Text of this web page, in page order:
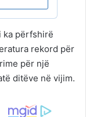
ka përfshirë
rekord për
për një
ditëve në vijim.